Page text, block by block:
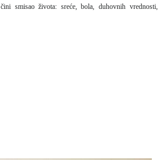
smisao života: sreće, bola, duhovnih vrednosti,